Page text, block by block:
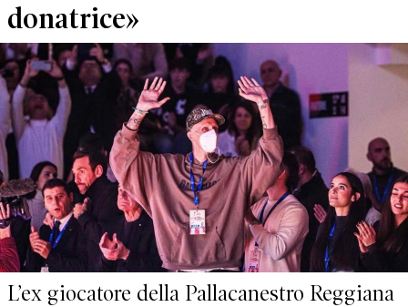
donatrice»
L’ex giocatore della Pallacanestro Reggiana